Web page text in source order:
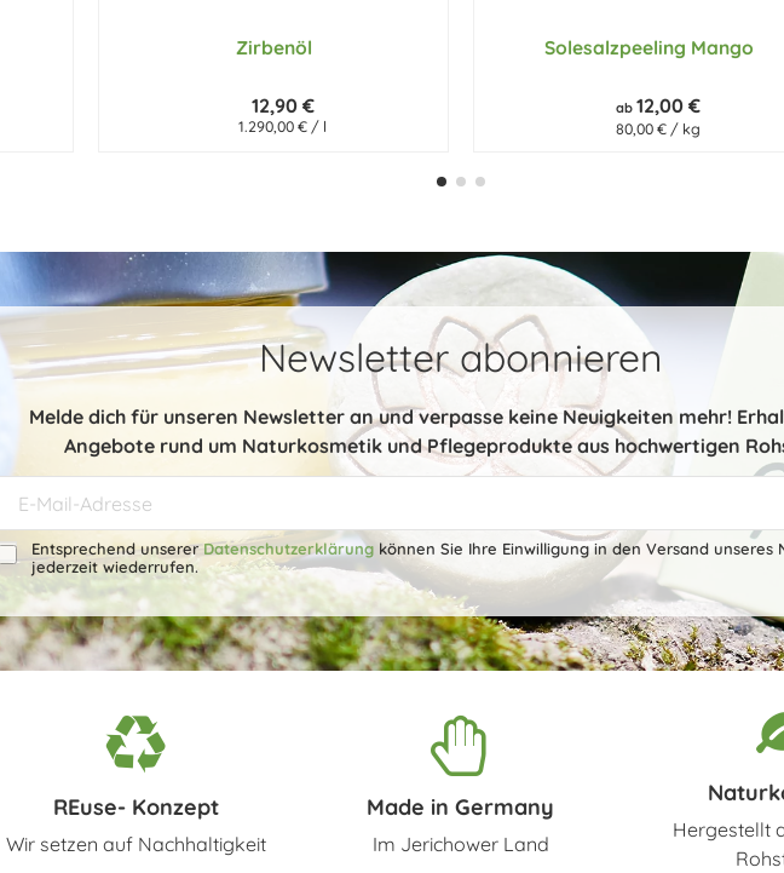
Zirbenöl
12,90 €
1.290,00 € / l
Solesalzpeeling Mango
ab 12,00 €
80,00 € / kg
Newsletter abonnieren
Melde dich für unseren Newsletter an und verpasse keine Neuigkeiten mehr!
Angebote rund um Naturkosmetik und Pflegeprodukte aus hochwertigen
Entsprechend unserer Datenschutzerklärungkönnen Sie Ihre Einwilligung in den Versand unseres
jederzeit wiederrufen.
REuse- Konzept
Wir setzen auf Nachhaltigkeit
Made in Germany
Im Jerichower Land
Hergestellt